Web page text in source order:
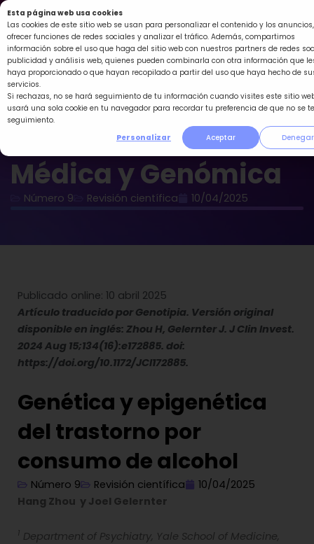
Esta página web usa cookies
Las cookies de este sitio web se usan para personalizar el contenido y los anuncios,
ofrecer funciones de redes sociales y analizar el tráfico. Además, compartimos
información sobre el uso que haga del sitio web con nuestros partners de redes
publicidad y análisis web, quienes pueden combinarla con otra información que
haya proporcionado o que hayan recopilado a partir del uso que haya hecho de
servicios.
Si rechazas, no se hará seguimiento de tu información cuando visites este sitio
usará una sola cookie en tu navegador para recordar tu preferencia de que no se
seguimiento.
Personalizar
Aceptar Denegar
Ir
al
contenido
Revista Genética
Médica y Genómica
Número 9 Revisión científica 10/04/2025
Publicado online: 10 abril 2025
Artículo traducido por Genotipia. Versión original
disponible en inglés: Zhou H, Gelernter J. J Clin Invest.
2024 Aug 15;134(16):e172885. doi:
https://doi.org/10.1172/JCI172885.
Genética y epigenética
del trastorno por
consumo de alcohol
Número 9 Revisión científica
10/04/2025
Hang Zhou y Joel Gelernter
1 Department of Psychiatry, Yale School of Medicine,